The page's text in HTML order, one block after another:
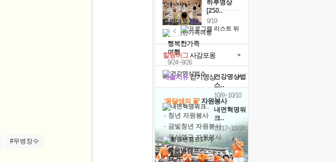
#무병장수
하루명상
[250..
9/19
행복한가족
여행
9/24~9/26
건강명상법
스..
10/9~10/10
내면혁명워
크..
10/17~10/18
황금변캠프
17기
캘린더보기+
예술치유걷기명상 >
힐링허그사감포옹 >
'옹달샘의 꽃'자원봉사
· 청년 자원봉사
· 금빛청년 자원봉사
· 음식연구 자원봉사